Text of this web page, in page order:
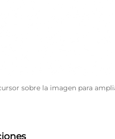
sobre la imagen para